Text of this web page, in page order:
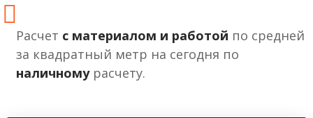
Расчет с материалом и работой по средней
за квадратный метр на сегодня по
наличномурасчету.